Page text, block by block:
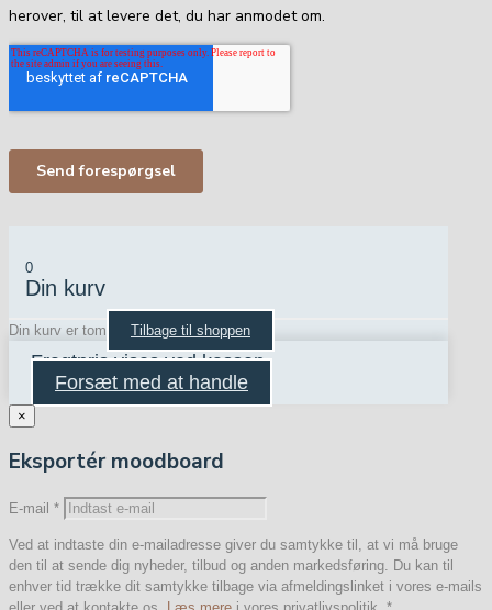
0
Din kurv
Din kurv er tom Tilbage til shoppen
Fragtpris vises ved kassen
Forsæt med at handle
×
Eksportér moodboard
E-mail *
Ved at indtaste din e-mailadresse giver du samtykke til, at vi må bruge
den til at sende dig nyheder, tilbud og anden markedsføring. Du kan til
enhver tid trække dit samtykke tilbage via afmeldingslinket i vores e-mails